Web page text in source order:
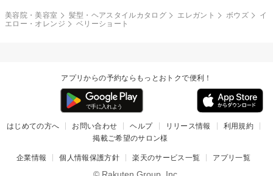
美容院・美容室 髪型・ヘアスタイルカタログ エレガント ボウズ
イ
エロー・オレンジ
ベリーショート
アプリからの予約ならもっとおトクで便利！
はじめての方へ お問い合わせ ヘルプ リリース情報
利用規約
掲載ご希望のサロン様
企業情報 個人情報保護方針 楽天のサービス一覧 アプリ一覧